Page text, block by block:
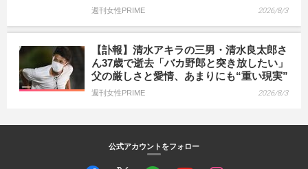
週刊女性PRIME 2026/8/3
【訃報】清水アキラの三男・清水良太郎さ
ん37歳で逝去「バカ野郎と突き放したい」
父の厳しさと愛情、あまりにも“重い現実”
週刊女性PRIME 2026/8/3
公式アカウントをフォロー